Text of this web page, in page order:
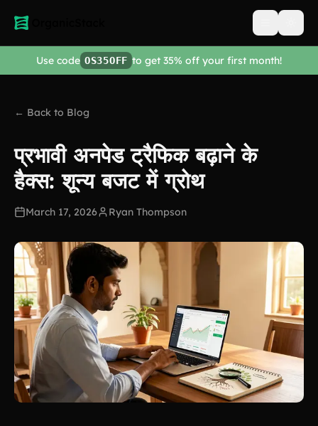
Open
Use code OS35OFF to get 35% off your first month!
← Back to Blog
प्रभावी अनपेड ट्रैफिक बढ़ाने के
हैक्स: शून्य बजट में ग्रोथ
March 17, 2026 Ryan Thompson